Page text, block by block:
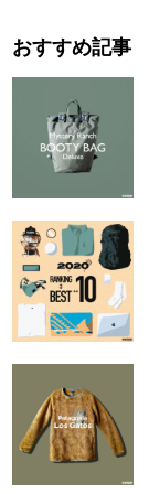
おすすめ記事